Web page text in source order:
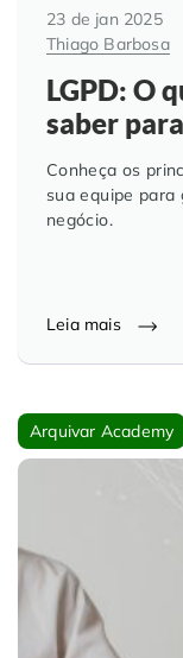
23 de jan 2025
Thiago Barbosa
LGPD: O
saber
Conheça os
sua equipe para
negócio.
Leia mais
Arquivar Academy